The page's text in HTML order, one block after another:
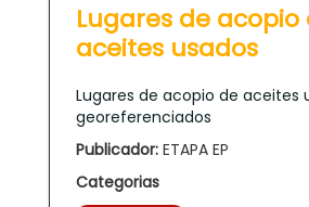
Lugares de acopio
aceites usados
Lugares de acopio de aceites
georeferenciados
Publicador: ETAPA EP
Categorias